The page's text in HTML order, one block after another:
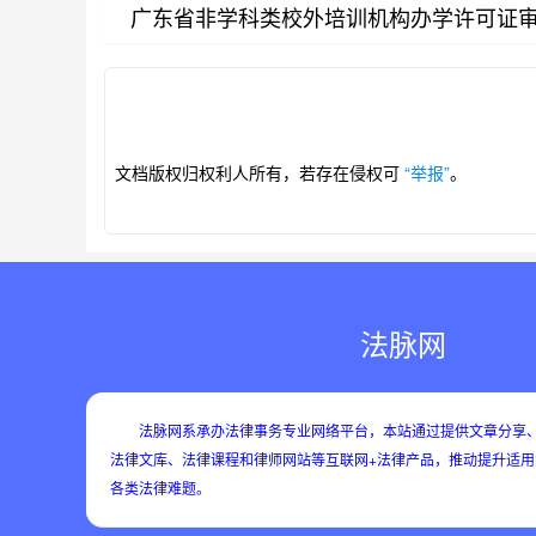
广东省非学科类校外培训机构办学许可证
文档版权归权利人所有，若存在侵权可 “举报”。
法脉网
法脉网系承办法律事务专业网络平台，本站通过提供文章分享
法律文库、法律课程和律师网站等互联网+法律产品，推动提升适
各类法律难题。